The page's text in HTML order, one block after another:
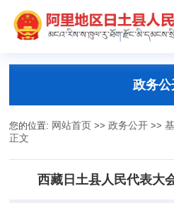
政务公
您的位置: 网站首页 >>政务公开 >>
正文
西藏日土县人民代表大